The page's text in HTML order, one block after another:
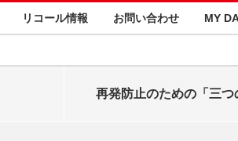
リコール情報 お問い合わせ MY
再発防止のための「三つ